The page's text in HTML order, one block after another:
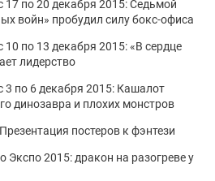
17 по 20 декабря 2015: Седьмой
войн» пробудил силу бокс-офиса
10 по 13 декабря 2015: «В сердце
лидерство
3 по 6 декабря 2015: Кашалот
динозавра и плохих монстров
постеров к фэнтези
Экспо 2015: дракон на разогреве у